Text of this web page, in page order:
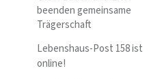
beenden gemeinsame
Trägerschaft
Lebenshaus-Post 158 ist
online!